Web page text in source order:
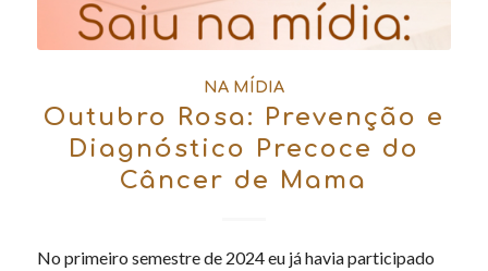
NA MÍDIA
Outubro Rosa: Prevenção e
Diagnóstico Precoce do
Câncer de Mama
No primeiro semestre de 2024 eu já havia participado